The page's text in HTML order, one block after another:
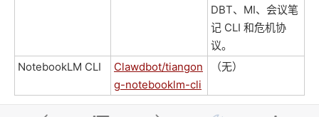
DBT、MI、会议笔
记 CLI 和危机协
议。
NotebookLM CLI
Clawdbot/tiangon
g-notebooklm-cli
（无）